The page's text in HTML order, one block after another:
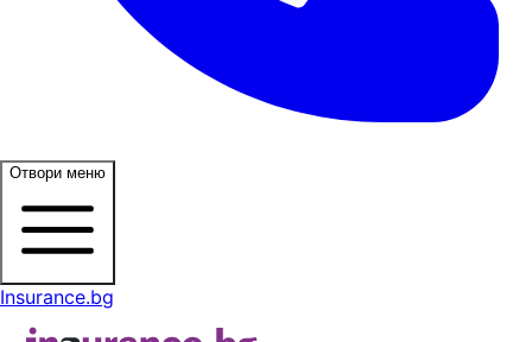
Отвори меню
Insurance.bg